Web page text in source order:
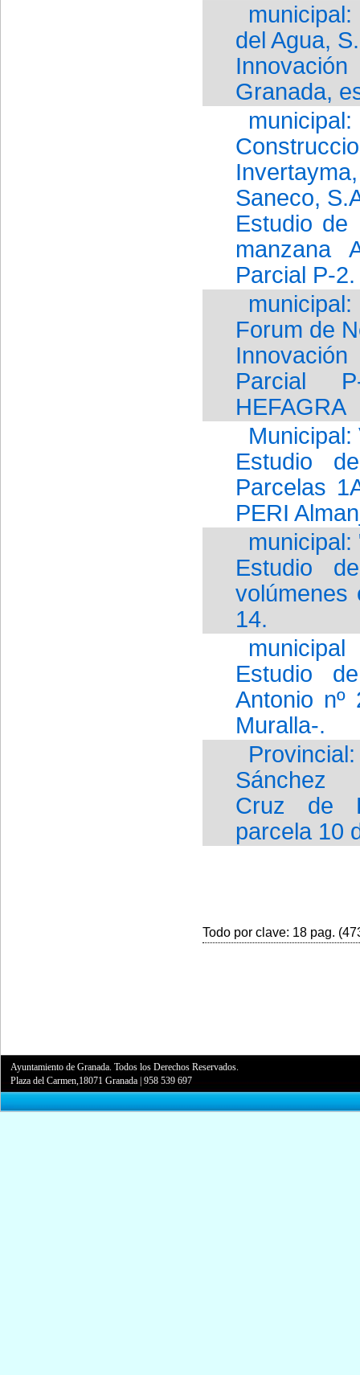
del Agua,
Granada,
Saneco,
Estudio de
manzana
Parcial P-2.
Forum de
Parcial
HEFAGRA
Municipal:
Estudio
Parcelas
PERI
Estudio
volúmenes
14.
municipal
Estudio
Antonio nº
Muralla-.
Sánchez
Cruz de
parcela 10
Todo por clave: 18 pag.
Ayuntamiento de Granada. Todos los Derechos Reservados.
Plaza del Carmen,18071 Granada |958 539 697